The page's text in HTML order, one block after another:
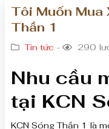
Tôi Muốn Mua
Thần 1
Tin tức - 290
Nhu cầu
tại KCN
KCN Sóng Thần 1 là